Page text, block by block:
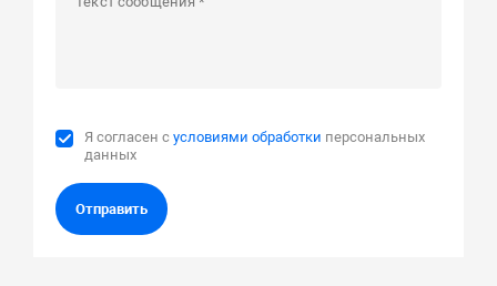
Я согласен сусловиями обработки персональных
данных
Отправить